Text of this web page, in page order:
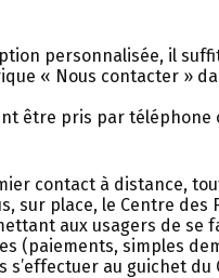
personnalisée, il
« Nous contacter »
être pris par téléphone
contact à distance,
sur place, le Centre des
aux usagers de se
(paiements, simples
au guichet du